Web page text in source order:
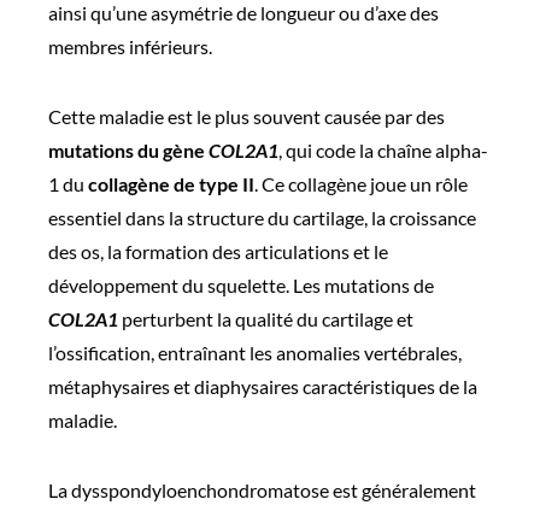
ainsi qu’une asymétrie de longueur ou d’axe des
membres inférieurs.
Cette maladie est le plus souvent causée par des
mutations du gène COL2A1, qui code la chaîne alpha-
1 du collagène de type II. Ce collagène joue un rôle
essentiel dans la structure du cartilage, la croissance
des os, la formation des articulations et le
développement du squelette. Les mutations de
COL2A1 perturbent la qualité du cartilage et
l’ossification, entraînant les anomalies vertébrales,
métaphysaires et diaphysaires caractéristiques de la
maladie.
La dysspondyloenchondromatose est généralement